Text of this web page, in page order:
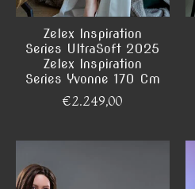
Zelex Inspiration
Series UltraSoft 2025
Zelex Inspiration
Series Yvonne 170 Cm
€2.249,00